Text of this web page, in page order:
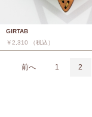
GIRTAB
￥2,310 （税込）
前へ 1 2